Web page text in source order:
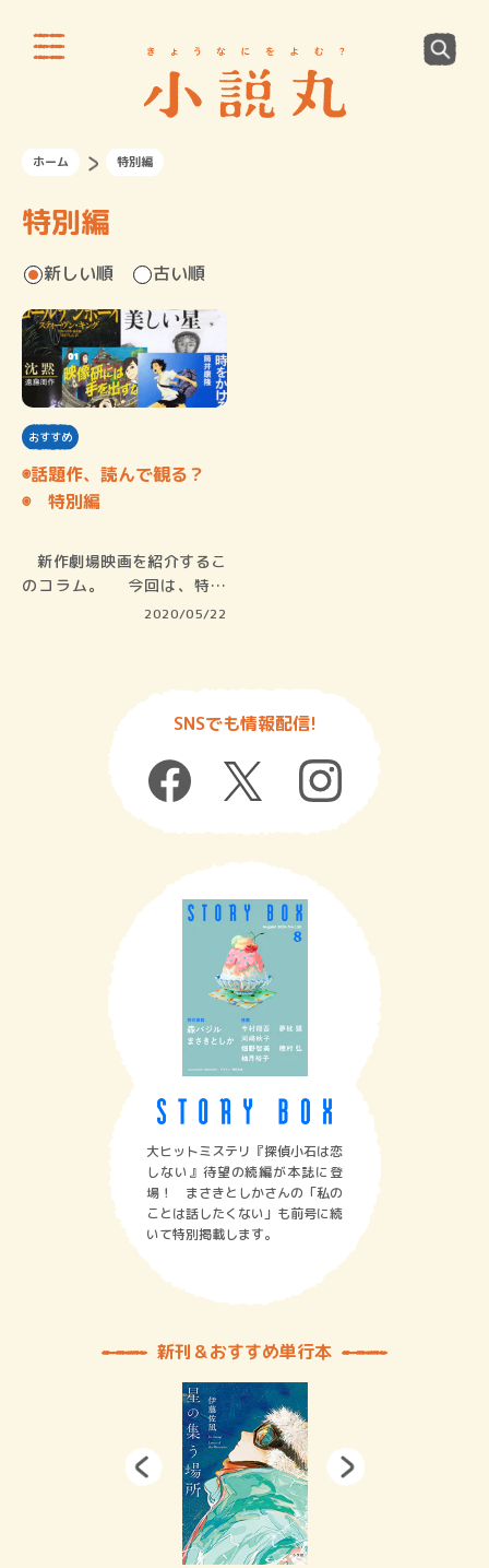
ホーム 特別編
特別編
新しい順 古い順
おすすめ
◉話題作、読んで観る？
◉ 特別編
新作劇場映画を紹介するこ
のコラム。 今回は、特別
2020/05/22
SNSでも情報配信!
大ヒットミステリ『探偵小石は恋
しない』待望の続編が本誌に登
場！ まさきとしかさんの「私の
ことは話したくない」も前号に続
いて特別掲載します。
新刊＆おすすめ単行本